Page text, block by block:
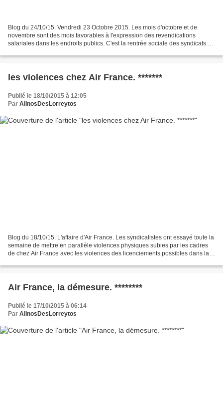
Blog du 24/10/15. Vendredi 23 Octobre 2015. Les mois d'octobre et de
novembre sont des mois favorables à l'expression des revendications
salariales dans les endroits publics. C'est la rentrée sociale des syndicats.
les violences chez Air France. *******
Publié le 18/10/2015 à 12:05
Par AlinosDesLorreytos
Blog du 18/10/15. L'affaire d'Air France. Les syndicalistes ont essayé toute la
semaine de mettre en parallèle violences physiques subies par les cadres
de chez Air France avec les violences des licenciements possibles dans la
Air France, la démesure. ********
Publié le 17/10/2015 à 06:14
Par AlinosDesLorreytos